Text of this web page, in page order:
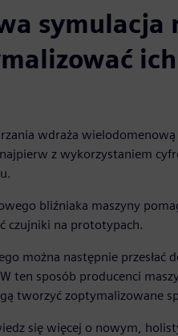
symulacja
ich
wdraża wielodomenową
z wykorzystaniem
bliźniaka maszyny
czujniki na prototypach.
można następnie przesłać
ten sposób producenci
tworzyć zoptymalizowane
się więcej o nowym,